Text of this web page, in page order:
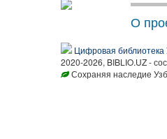
О
Цифровая библиотека
2020-2026, BIBLIO.UZ -
Сохраняя наследие